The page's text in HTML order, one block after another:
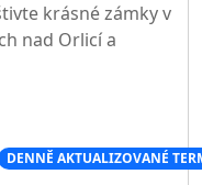
krásné zámky v
nad Orlicí a
DENNĚ AKTUALIZOVANÉ